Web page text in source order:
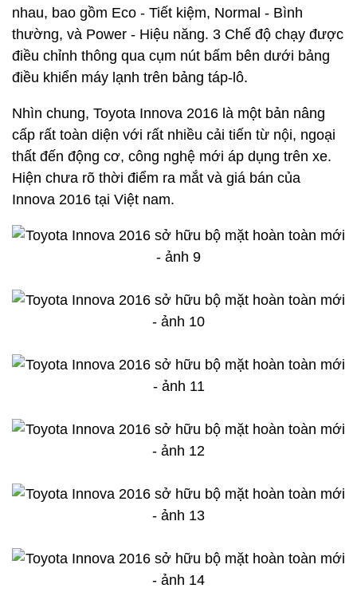
nhau, bao gồm Eco - Tiết kiệm, Normal - Bình
thường, và Power - Hiệu năng. 3 Chế độ chạy được
điều chỉnh thông qua cụm nút bấm bên dưới bảng
điều khiển máy lạnh trên bảng táp-lô.
Nhìn chung, Toyota Innova 2016 là một bản nâng
cấp rất toàn diện với rất nhiều cải tiến từ nội, ngoại
thất đến động cơ, công nghệ mới áp dụng trên xe.
Hiện chưa rõ thời điểm ra mắt và giá bán của
Innova 2016 tại Việt nam.